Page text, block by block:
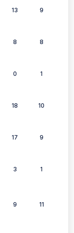
13 9
8 8
0 1
18 10
17 9
3 1
9 11